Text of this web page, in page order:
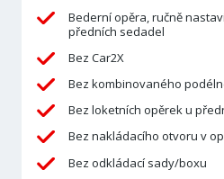
Bederní opěra, ručně
předních sedadel
Bez Car2X
Bez kombinovaného
Bez loketních opěrek u
Bez nakládacího otvoru v
Bez odkládací sady/boxu